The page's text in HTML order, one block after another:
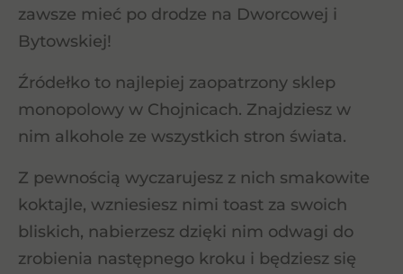
zawsze mieć po drodze na Dworcowej i
Bytowskiej!
Źródełko to najlepiej zaopatrzony sklep
monopolowy w Chojnicach. Znajdziesz w
nim alkohole ze wszystkich stron świata.
Z pewnością wyczarujesz z nich smakowite
koktajle, wzniesiesz nimi toast za swoich
bliskich, nabierzesz dzięki nim odwagi do
zrobienia następnego kroku i będziesz się